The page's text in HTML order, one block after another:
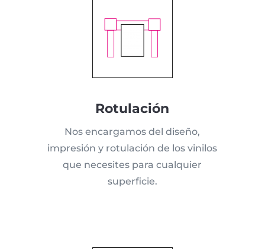
Rotulación
Nos encargamos del diseño,
impresión y rotulación de los vinilos
que necesites para cualquier
superficie.